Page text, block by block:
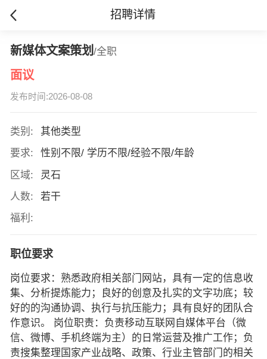
招聘详情
新媒体文案策划 /全职
面议
发布时间:2026-08-08
类别:
其他类型
要求:
性别不限/ 学历不限/经验不限/年龄
区域:
灵石
人数:
若干
福利:
职位要求
岗位要求：熟悉政府相关部门网站，具有一定的信息收
集、分析提炼能力；良好的创意及扎实的文字功底；较
好的的沟通协调、执行与抗压能力；具有良好的团队合
作意识。 岗位职责：负责移动互联网自媒体平台（微
信、微博、手机终端为主）的日常运营及推广工作；负
责搜集整理国家产业战略、政策、行业主管部门的相关